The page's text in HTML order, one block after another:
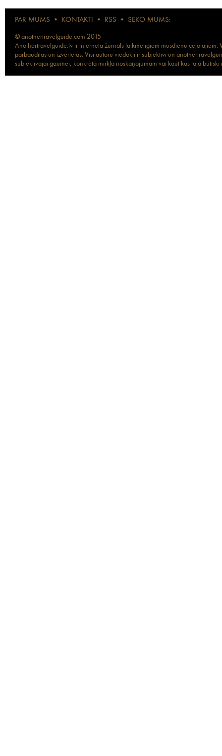
PAR MUMS • KONTAKTI • RSS • SEKO MUMS:
© anothertravelguide.com 2015
Anothertravelguide.lv ir interneta žurnāls laikmetīgiem mūsdienu
pārbaudītas un izvērtētas. Visi autoru viedokļi ir subjektīvi un
subjektīvajai gaumei, konkrētā mirkļa noskaņojumam vai kaut kas tajā